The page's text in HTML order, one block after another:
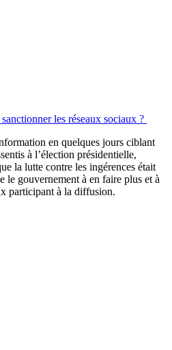
les réseaux sociaux ?
en quelques jours ciblant
à l’élection présidentielle,
la lutte contre les ingérences était
le gouvernement à en faire plus et à
participant à la diffusion.